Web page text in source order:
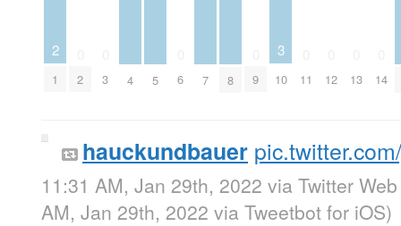
2
1 2 3 4 5 6 7 8 9
3
10 11 12 13 14
hauckundbauer
11:31 AM, Jan 29th, 2022 via Twitter
AM, Jan 29th, 2022 via Tweetbot for iΟS)